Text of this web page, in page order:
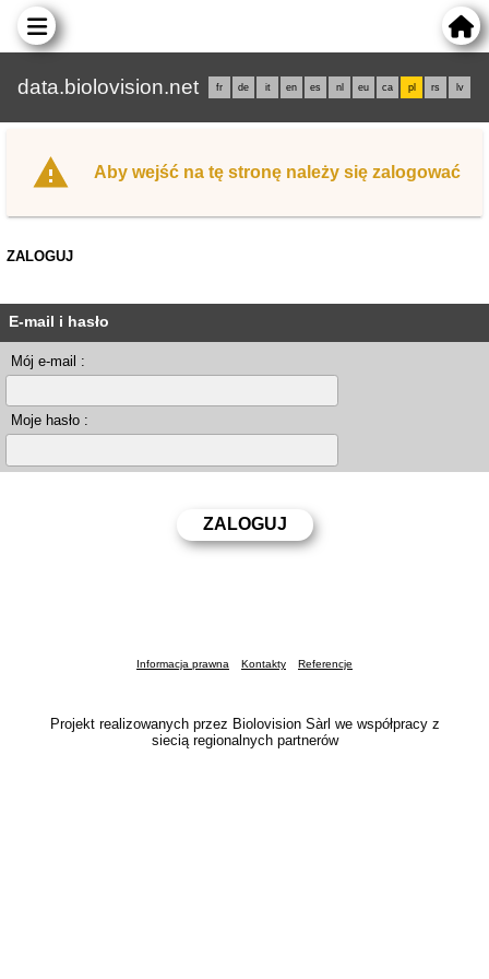
data.biolovision.net fr de it en es nl eu ca pl rs lv
Aby wejść na tę stronę należy się zalogować
ZALOGUJ
E-mail i hasło
Mój e-mail :
Moje hasło :
Informacja prawna Kontakty Referencje
Projekt realizowanych przez Biolovision Sàrl we współpracy z
siecią regionalnych partnerów